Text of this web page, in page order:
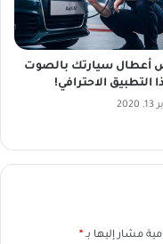
سيارتك بالصوت
التطبيق الاحترافي!
مشار إليها بـ *